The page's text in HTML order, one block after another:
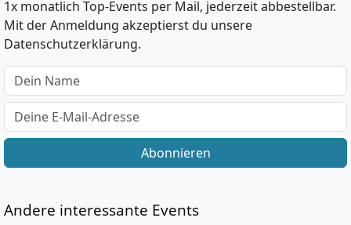
1x monatlich Top-Events per Mail, jederzeit abbestellbar.
Mit der Anmeldung akzeptierst du unsere
Datenschutzerklärung.
Abonnieren
Andere interessante Events